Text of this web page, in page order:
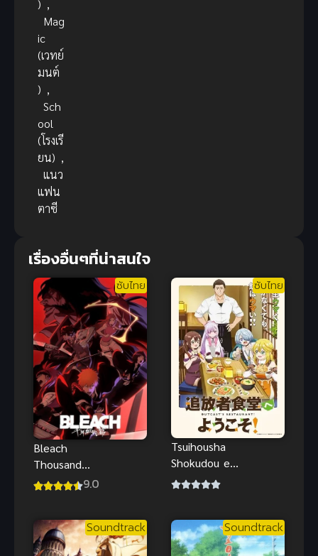
) ,
Mag
ic
(เวทย์
มนต์
) ,
Sch
ool
(โรงเรี
ยน) ,
แนว
แฟน
ตาซี
เรื่องอื่นๆที่น่าสนใจ
ซับไทย
Bleach
Thousand
Year Anime
สงครามเลือด
พันปี ซับไทย
9.0
ซับไทย
Tsuihousha
Shokudou e
Youkoso!
ถูกขับไล่
Soundtrack Soundtrack